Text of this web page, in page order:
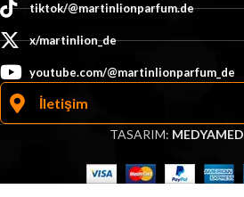
tiktok/@martinlionparfum.de
x/martinlion_de
youtube.com/@martinlionparfum_de
İletişim
TASARIM: MEDYAMED